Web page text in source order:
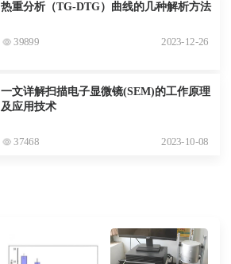
热重分析（TG-DTG）曲线的几种解析方法
39899 2023-12-26
一文详解扫描电子显微镜(SEM)的工作原理
及应用技术
37468 2023-10-08